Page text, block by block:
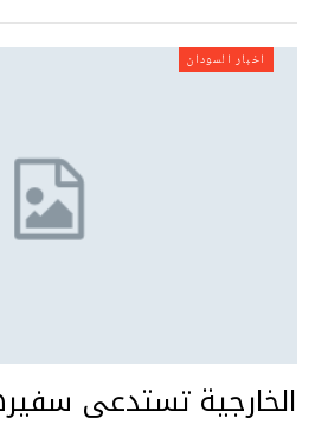
اخبار السودان
الخارجية تستدعى